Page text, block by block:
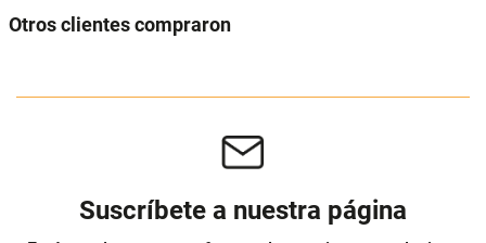
Municipio
CALCULAR ENVÍO
Otros clientes compraron